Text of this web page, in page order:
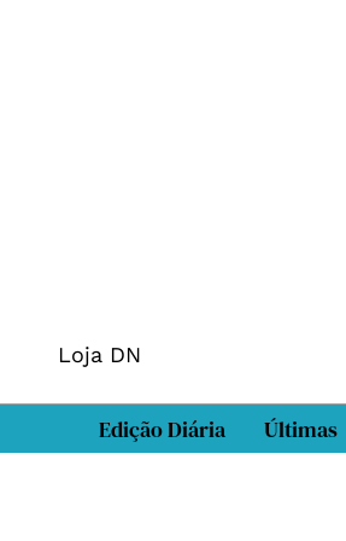
Loja DN
Edição Diária Últimas